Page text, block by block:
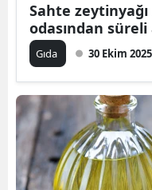
Sahte
odasından süreli
Gıda 30 Ekim 2025